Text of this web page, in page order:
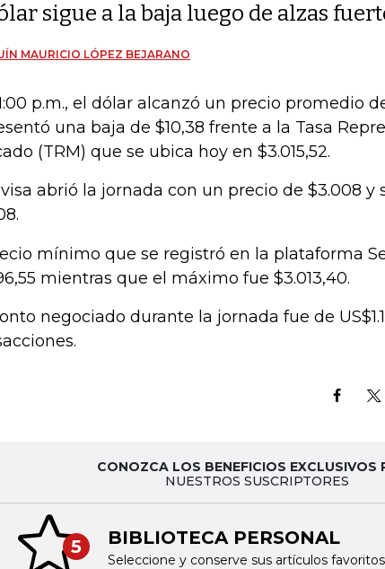
sigue a la baja luego de alzas
MAURICIO LÓPEZ BEJARANO
p.m., el dólar alcanzó un precio promedio
una baja de $10,38 frente a la Tasa
(TRM) que se ubica hoy en $3.015,52.
abrió la jornada con un precio de $3.008 y
mínimo que se registró en la plataforma
mientras que el máximo fue $3.013,40.
negociado durante la jornada fue de
CONOZCA LOS BENEFICIOS EXCLUSIVOS
NUESTROS SUSCRIPTORES
5 BIBLIOTECA PERSONAL
Seleccione y conserve sus artículos favoritos
slide